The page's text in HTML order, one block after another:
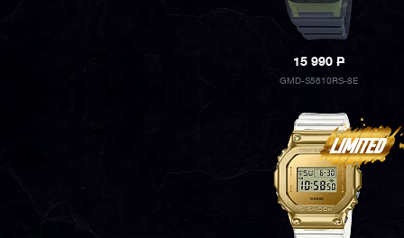
15 990P
GMD-S5610RS-8E